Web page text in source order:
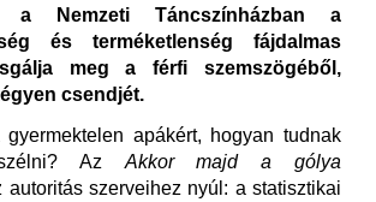
a Nemzeti Táncszínházban a
és terméketlenség fájdalmas
meg a férfi szemszögéből,
csendjét.
apákért, hogyan tudnak
Az Akkor majd a gólya
autoritás szerveihez nyúl: a statisztikai